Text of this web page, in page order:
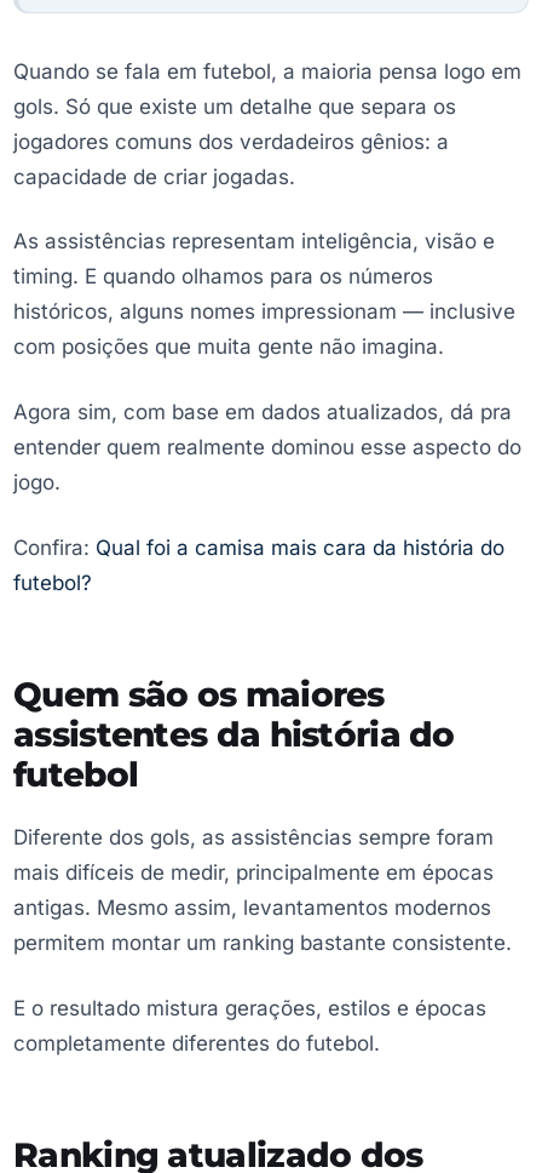
Quando se fala em futebol, a maioria pensa logo em
gols. Só que existe um detalhe que separa os
jogadores comuns dos verdadeiros gênios: a
capacidade de criar jogadas.
As assistências representam inteligência, visão e
timing. E quando olhamos para os números
históricos, alguns nomes impressionam — inclusive
com posições que muita gente não imagina.
Agora sim, com base em dados atualizados, dá pra
entender quem realmente dominou esse aspecto do
jogo.
Confira: Qual foi a camisa mais cara da história do
futebol?
Quem são os maiores
assistentes da história do
futebol
Diferente dos gols, as assistências sempre foram
mais difíceis de medir, principalmente em épocas
antigas. Mesmo assim, levantamentos modernos
permitem montar um ranking bastante consistente.
E o resultado mistura gerações, estilos e épocas
completamente diferentes do futebol.
Ranking atualizado dos